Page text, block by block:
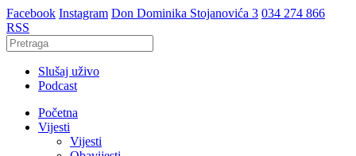
Facebook Instagram Don Dominika Stojanovića 3 034 274 866
RSS
Slušaj uživo
Podcast
Početna
Vijesti
Vijesti